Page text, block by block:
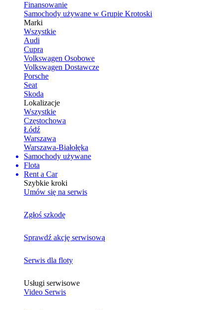
Finansowanie
Samochody używane w Grupie Krotoski
Marki
Wszystkie
Audi
Cupra
Volkswagen Osobowe
Volkswagen Dostawcze
Porsche
Seat
Skoda
Lokalizacje
Wszystkie
Częstochowa
Łódź
Warszawa
Warszawa-Białołęka
Samochody używane
Flota
Rent a Car
Szybkie kroki
Umów się na serwis
Zgłoś szkodę
Sprawdź akcję serwisową
Serwis dla floty
Usługi serwisowe
Video Serwis